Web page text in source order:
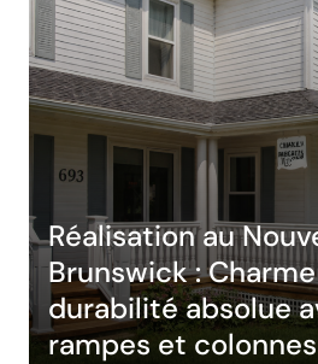
Réalisation au
Brunswick :
durabilité absolue
rampes et